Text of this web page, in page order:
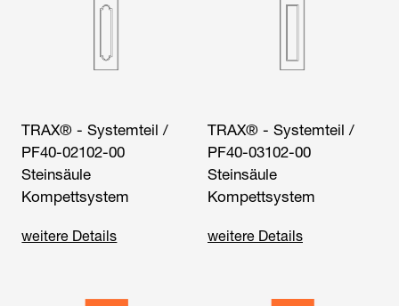
TRAX® - Systemteil /
PF40-02102-00
Steinsäule
Kompettsystem
weitere Details
TRAX® - Systemteil /
PF40-03102-00
Steinsäule
Kompettsystem
weitere Details